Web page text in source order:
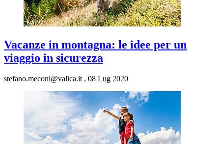
Vacanze in montagna: le idee per un
viaggio in sicurezza
stefano.meconi@valica.it , 08 Lug 2020